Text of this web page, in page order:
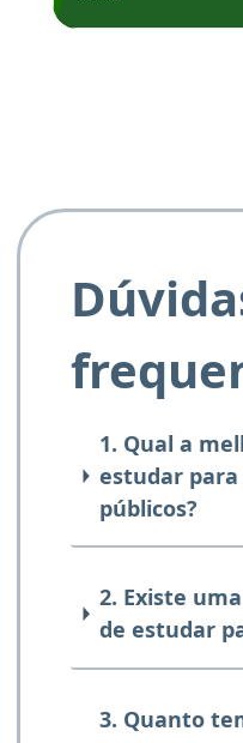
1. Qual a
estudar para
públicos?
2. Existe
de estudar
3. Quanto